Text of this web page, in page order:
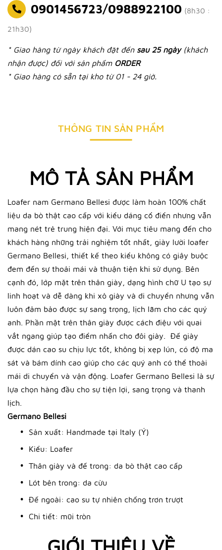
0901456723/0988922100 (8h30 :
21h30)
* Giao hàng từ ngày khách đặt đến sau 25 ngày (khách
nhận được) đối với sản phẩm ORDER
* Giao hàng có sẵn tại kho từ 01 - 24 giờ.
THÔNG TIN SẢN PHẨM
MÔ TẢ SẢN PHẨM
Loafer nam Germano Bellesi được làm hoàn 100% chất
liệu da bò thật cao cấp với kiểu dáng cổ điển nhưng vẫn
mang nét trẻ trung hiện đại. Với mục tiêu mang đến cho
khách hàng những trải nghiệm tốt nhất, giày lười loafer
Germano Bellesi, thiết kế theo kiểu không có giây buộc
đem đến sự thoải mái và thuận tiện khi sử dụng. Bên
cạnh đó, lớp mặt trên thân giày, dạng hình chữ U tạo sự
linh hoạt và dễ dàng khi xỏ giày và di chuyển nhưng vẫn
luôn đảm bảo được sự sang trọng, lịch lãm cho các quý
anh. Phần mặt trên thân giày được cách điệu với quai
vắt ngang giúp tạo điểm nhấn cho đôi giày.
Đế giày
được dán cao su chịu lực tốt, không bị xẹp lún, có độ ma
sát và bám dính cao giúp cho các quý anh có thể thoài
mái di chuyển và vận động. Loafer Germano Bellesi là sự
lựa chọn hàng đầu cho sự tiện lợi, sang trọng và thanh
lịch.
Germano Bellesi
Sản xuất: Handmade tại Italy (Ý)
Kiểu: Loafer
Thân giày và đế trong: da bò thật cao cấp
Lót bên trong: da cừu
Đế ngoài: cao su tự nhiên chống trơn trượt
Chi tiết: mũi tròn